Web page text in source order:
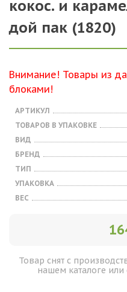
кокос. и
дой пак (1820)
Внимание! Товары из
блоками!
АРТИКУЛ
ТОВАРОВ В УПАКОВКЕ
ВИД
БРЕНД
ТИП
УПАКОВКА
ВЕС
Товар снят с
нашем каталоге или